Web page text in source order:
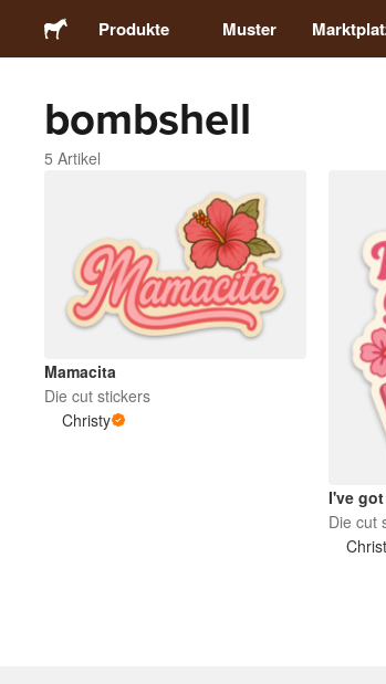
Produkte
Sticker
Magnete
Buttons
Muster
bombshell
5 Artikel
Mamacita
Die cut stickers
Christy
I've
Die cut